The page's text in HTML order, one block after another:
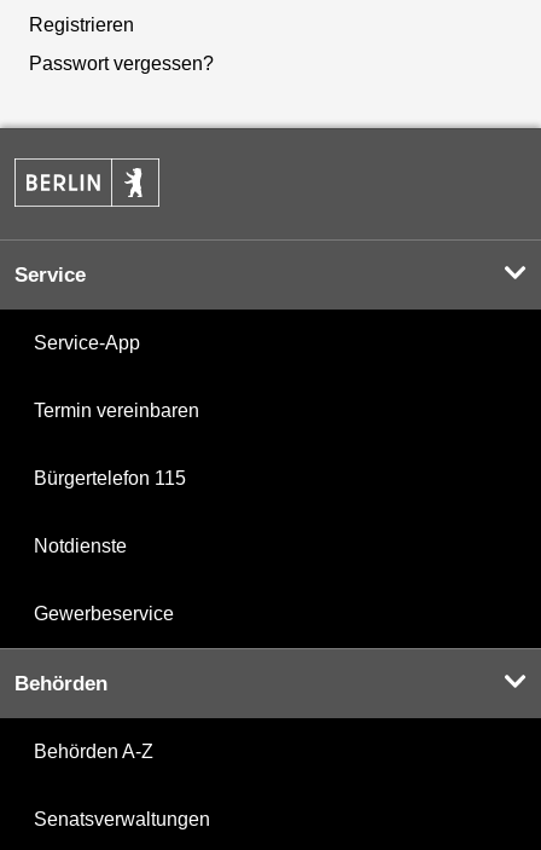
Registrieren
Passwort vergessen?
Service
Service-App
Termin vereinbaren
Bürgertelefon 115
Notdienste
Gewerbeservice
Behörden
Behörden A-Z
Senatsverwaltungen